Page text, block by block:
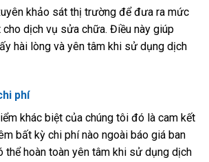
khảo sát thị trường để đưa ra mức
cho dịch vụ sửa chữa. Điều này giúp
hài lòng và yên tâm khi sử dụng dịch
phí
khác biệt của chúng tôi đó là cam kết
bất kỳ chi phí nào ngoài báo giá ban
thể hoàn toàn yên tâm khi sử dụng dịch